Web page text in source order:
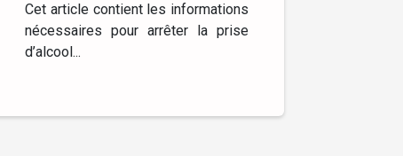
Cet article contient les informations
nécessaires pour arrêter la prise
d’alcool...